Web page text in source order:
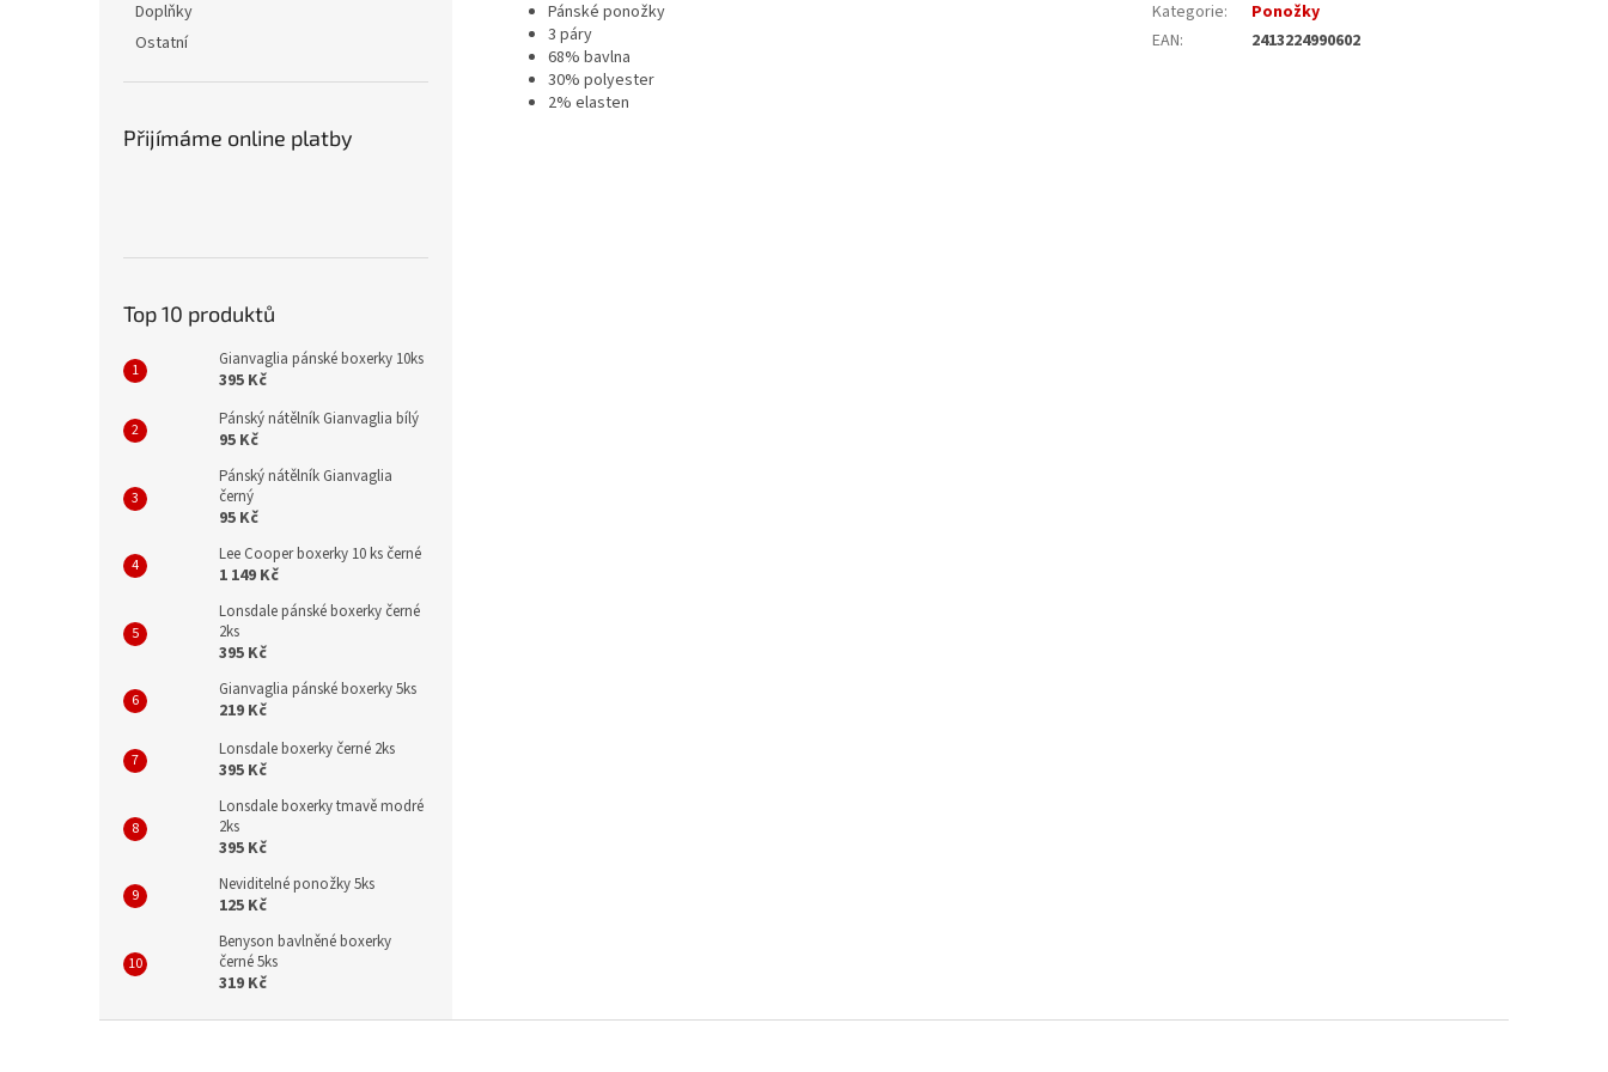
Doplňky
Ostatní
Přijímáme online platby
Top 10 produktů
Gianvaglia pánské boxerky 10ks
395 Kč
Pánský nátělník Gianvaglia bílý
95 Kč
Pánský nátělník Gianvaglia
černý
95 Kč
Lee Cooper boxerky 10 ks černé
1 149 Kč
Lonsdale pánské boxerky černé
2ks
395 Kč
Gianvaglia pánské boxerky 5ks
219 Kč
Lonsdale boxerky černé 2ks
395 Kč
Lonsdale boxerky tmavě modré
2ks
395 Kč
Neviditelné ponožky 5ks
125 Kč
Benyson bavlněné boxerky
černé 5ks
319 Kč
Pánské ponožky
3 páry
68% bavlna
30% polyester
2% elasten
Kategorie:
Ponožky
EAN: 2413224990602